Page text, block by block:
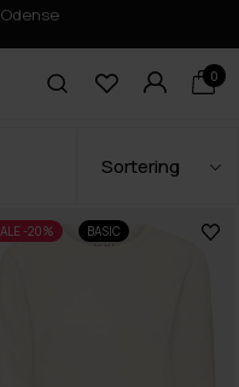
0
-20% BASIC